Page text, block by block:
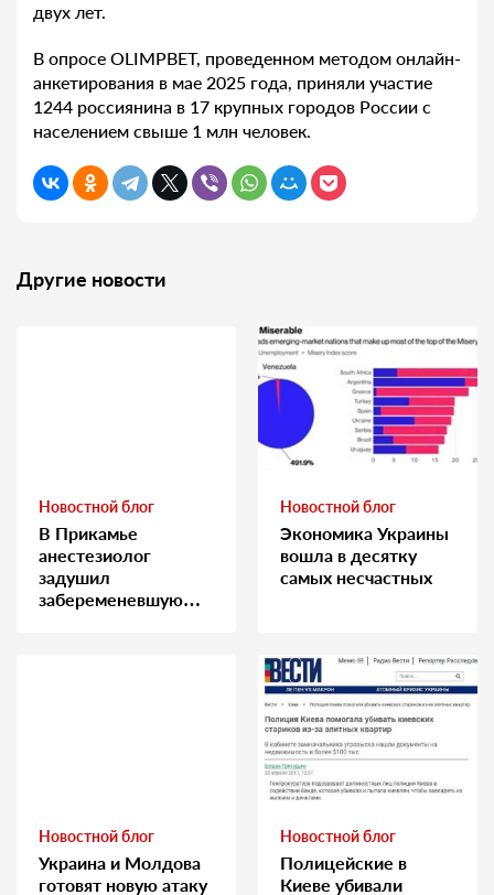
двух лет.
В опросе OLIMPBET, проведенном методом онлайн-
анкетирования в мае 2025 года, приняли участие
1244 россиянина в 17 крупных городов России с
населением свыше 1 млн человек.
Другие новости
Новостной блог
В Прикамье
анестезиолог
задушил
забеременевшую
Новостной блог
Экономика Украины
вошла в десятку
самых несчастных
Новостной блог
Украина и Молдова
готовят новую атаку
Новостной блог
Полицейские в
Киеве убивали